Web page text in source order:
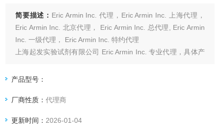
简要描述： Eric Armin Inc. 代理，Eric Armin Inc. 上海代理，
Eric Armin Inc. 北京代理， Eric Armin Inc. 总代理, Eric Armin
Inc. 一级代理， Eric Armin Inc. 特约代理
上海起发实验试剂有限公司 Eric Armin Inc. 专业代理，具体产
产品型号：
厂商性质：代理商
更新时间： 2026-01-04